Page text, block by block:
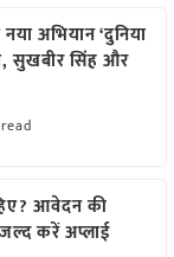
नया अभियान ‘दुनिया
सुखबीर सिंह और
आवेदन की
करें अप्लाई